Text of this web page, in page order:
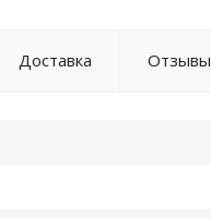
Доставка Отзывы